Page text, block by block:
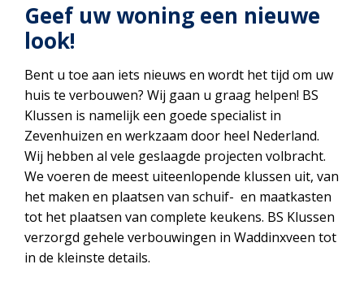
Geef uw woning een nieuwe
look!
Bent u toe aan iets nieuws en wordt het tijd om uw
huis te verbouwen? Wij gaan u graag helpen! BS
Klussen is namelijk een goede specialist in
Zevenhuizen en werkzaam door heel Nederland.
Wij hebben al vele geslaagde projecten volbracht.
We voeren de meest uiteenlopende klussen uit, van
het maken en plaatsen van schuif- en maatkasten
tot het plaatsen van complete keukens. BS Klussen
verzorgd gehele verbouwingen in Waddinxveen tot
in de kleinste details.